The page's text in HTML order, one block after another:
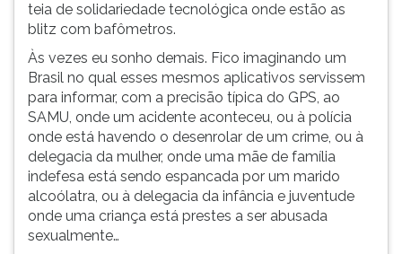
teia de solidariedade tecnológica onde estão as
blitz com bafômetros.
Às vezes eu sonho demais. Fico imaginando um
Brasil no qual esses mesmos aplicativos servissem
para informar, com a precisão típica do GPS, ao
SAMU, onde um acidente aconteceu, ou à polícia
onde está havendo o desenrolar de um crime, ou à
delegacia da mulher, onde uma mãe de família
indefesa está sendo espancada por um marido
alcoólatra, ou à delegacia da infância e juventude
onde uma criança está prestes a ser abusada
sexualmente…